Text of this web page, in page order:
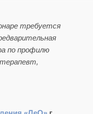
требуется
по профилю
терапевт,